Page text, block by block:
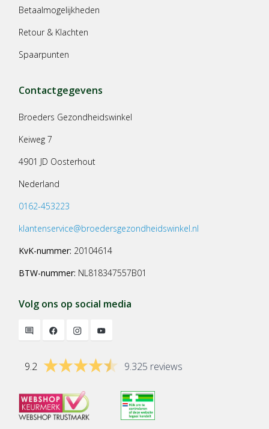
Betaalmogelijkheden
Retour & Klachten
Spaarpunten
Contactgegevens
Broeders Gezondheidswinkel
Keiweg 7
4901 JD Oosterhout
Nederland
0162-453223
klantenservice@broedersgezondheidswinkel.nl
KvK-nummer: 20104614
BTW-nummer: NL818347557B01
Volg ons op social media
9.2 9.325 reviews